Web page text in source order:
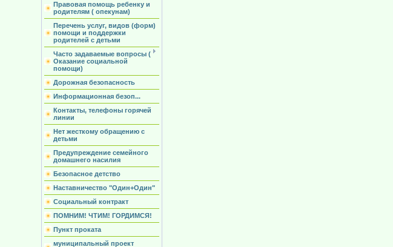
Правовая помощь ребенку и
родителям ( опекунам)
Перечень услуг, видов (форм)
помощи и поддержки
родителей с детьми
Часто задаваемые вопросы (
Оказание социальной
помощи)
Дорожная безопасность
Информационная безоп...
Контакты, телефоны горячей
линии
Нет жесткому обращению с
детьми
Предупреждение семейного
домашнего насилия
Безопасное детство
Наставничество "Один+Один"
Социальный контракт
ПОМНИМ! ЧТИМ! ГОРДИМСЯ!
Пункт проката
муниципальный проект